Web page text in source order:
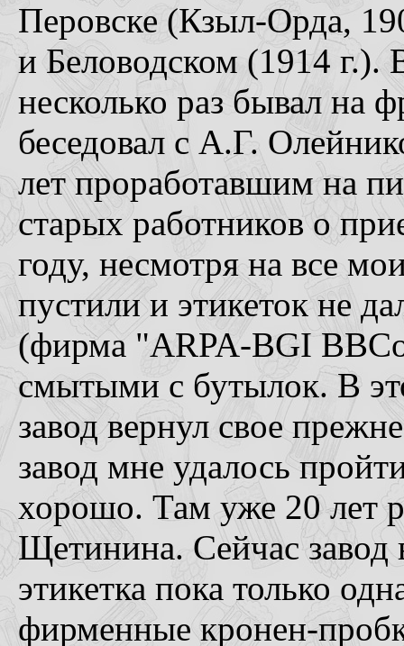
Перовске (Кзыл-Орда,
и Беловодском (1914 г.).
несколько раз бывал на
беседовал с А.Г.
лет проработавшим на
старых работников о
году, несмотря на все
пустили и этикеток не
(фирма "ARPA-BGI
смытыми с бутылок. В
завод вернул свое
завод мне удалось
хорошо. Там уже 20 лет
Щетинина. Сейчас завод
этикетка пока только
фирменные кронен-